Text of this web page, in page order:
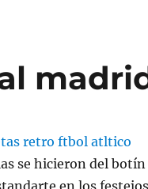
se hicieron del
en los